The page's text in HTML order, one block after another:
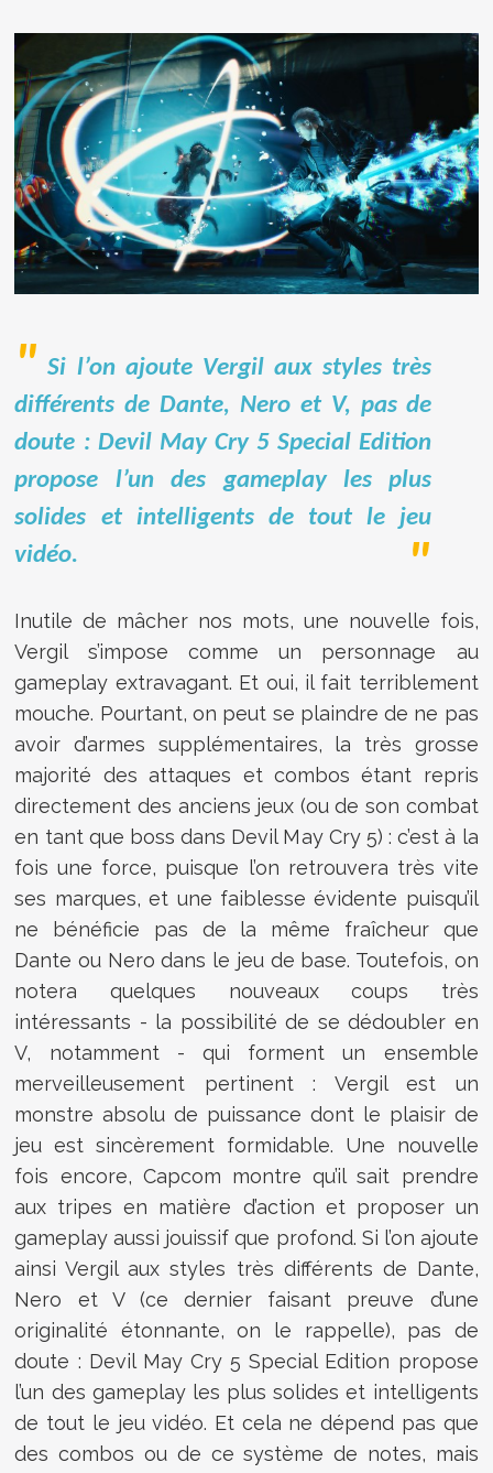
Si l’on ajoute Vergil aux styles très
différents de Dante, Nero et V, pas de
doute : Devil May Cry 5 Special Edition
propose l’un des gameplay les plus
solides et intelligents de tout le jeu
vidéo.
Inutile de mâcher nos mots, une nouvelle fois,
Vergil s’impose comme un personnage au
gameplay extravagant. Et oui, il fait terriblement
mouche. Pourtant, on peut se plaindre de ne pas
avoir d’armes supplémentaires, la très grosse
majorité des attaques et combos étant repris
directement des anciens jeux (ou de son combat
en tant que boss dans Devil May Cry 5) : c’est à la
fois une force, puisque l’on retrouvera très vite
ses marques, et une faiblesse évidente puisqu’il
ne bénéficie pas de la même fraîcheur que
Dante ou Nero dans le jeu de base. Toutefois, on
notera quelques nouveaux coups très
intéressants - la possibilité de se dédoubler en
V, notamment - qui forment un ensemble
merveilleusement pertinent : Vergil est un
monstre absolu de puissance dont le plaisir de
jeu est sincèrement formidable. Une nouvelle
fois encore, Capcom montre qu’il sait prendre
aux tripes en matière d’action et proposer un
gameplay aussi jouissif que profond. Si l’on ajoute
ainsi Vergil aux styles très différents de Dante,
Nero et V (ce dernier faisant preuve d’une
originalité étonnante, on le rappelle), pas de
doute : Devil May Cry 5 Special Edition propose
l’un des gameplay les plus solides et intelligents
de tout le jeu vidéo. Et cela ne dépend pas que
des combos ou de ce système de notes, mais